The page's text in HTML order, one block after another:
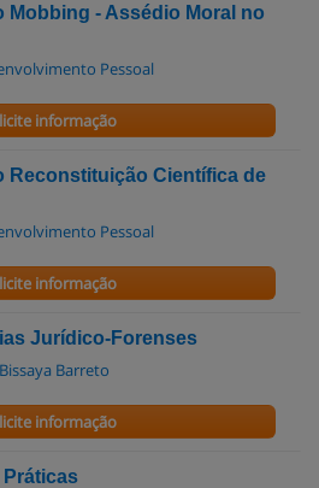
Mobbing - Assédio Moral no
Pessoal
informação
Reconstituição Científica de
Pessoal
informação
Jurídico-Forenses
Barreto
informação
Práticas